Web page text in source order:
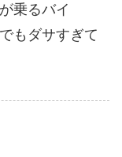
乗るバイ
もダサすぎて